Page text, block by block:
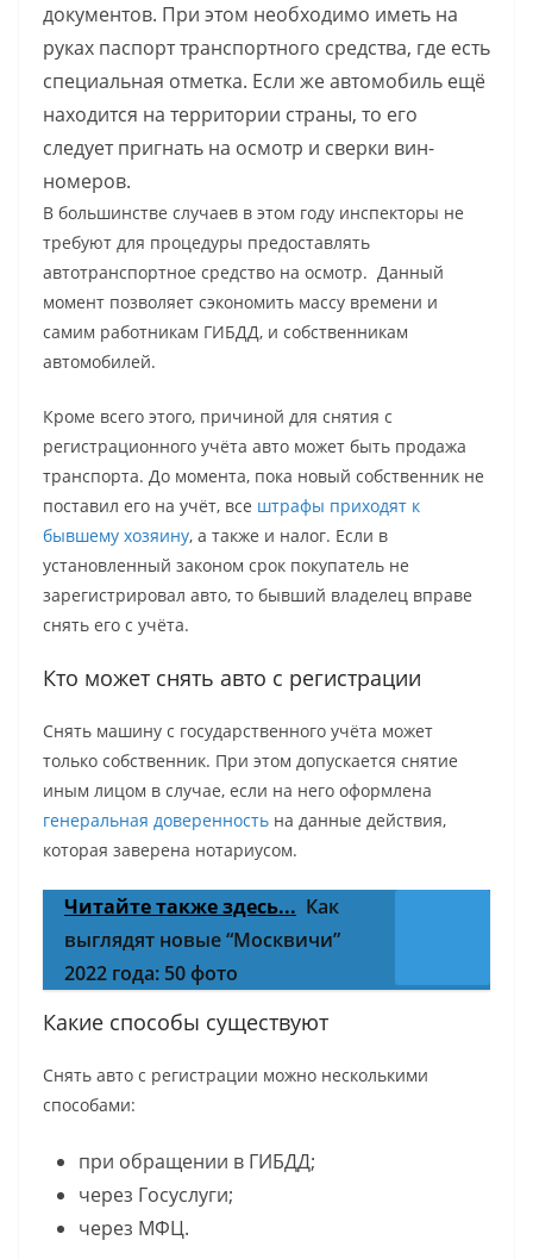
документов. При этом необходимо иметь на
руках паспорт транспортного средства, где есть
специальная отметка. Если же автомобиль ещё
находится на территории страны, то его
следует пригнать на осмотр и сверки вин-
номеров.
В большинстве случаев в этом году инспекторы не
требуют для процедуры предоставлять
автотранспортное средство на осмотр. Данный
момент позволяет сэкономить массу времени и
самим работникам ГИБДД, и собственникам
автомобилей.
Кроме всего этого, причиной для снятия с
регистрационного учёта авто может быть продажа
транспорта. До момента, пока новый собственник не
поставил его на учёт, все штрафы приходят к
бывшему хозяину, а также и налог. Если в
установленный законом срок покупатель не
зарегистрировал авто, то бывший владелец вправе
снять его с учёта.
Кто может снять авто с регистрации
Снять машину с государственного учёта может
только собственник. При этом допускается снятие
иным лицом в случае, если на него оформлена
генеральная доверенность на данные действия,
которая заверена нотариусом.
Читайте также здесь... Как
выглядят новые “Москвичи”
2022 года: 50 фото
Какие способы существуют
Снять авто с регистрации можно несколькими
способами:
при обращении в ГИБДД;
через Госуслуги;
через МФЦ.